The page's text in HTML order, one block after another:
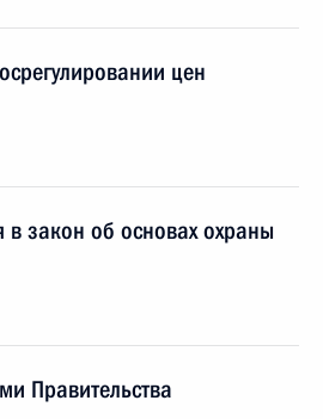
цен
закон об основах охраны
Правительства